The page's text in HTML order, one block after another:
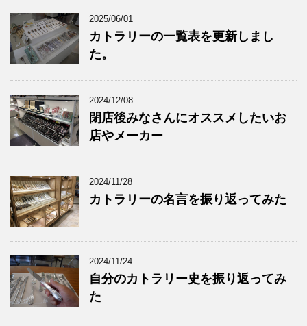
2025/06/01
カトラリーの一覧表を更新しまし
た。
2024/12/08
閉店後みなさんにオススメしたいお
店やメーカー
2024/11/28
カトラリーの名言を振り返ってみた
2024/11/24
自分のカトラリー史を振り返ってみ
た